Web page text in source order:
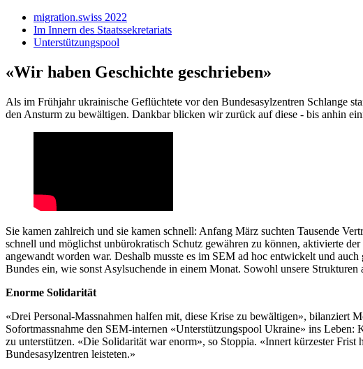
migration.swiss 2022
Im Innern des Staatssekretariats
Unterstützungspool
«Wir haben Geschichte geschrieben»
Als im Frühjahr ukrainische Geflüchtete vor den Bundesasylzentren Schlange
den Ansturm zu bewältigen. Dankbar blicken wir zurück auf diese - bis anhin
Sie kamen zahlreich und sie kamen schnell: Anfang März suchten Tausende
schnell und möglichst unbürokratisch Schutz gewähren zu können, aktivierte
angewandt worden war. Deshalb musste es im SEM ad hoc entwickelt und
Bundes ein, wie sonst Asylsuchende in einem Monat. Sowohl unsere
Enorme Solidarität
«Drei Personal-Massnahmen halfen mit, diese Krise zu bewältigen», bilanziert
Sofortmassnahme den SEM-internen «Unterstützungspool Ukraine» ins
zu unterstützen. «Die Solidarität war enorm», so Stoppia. «Innert kürzester
Bundesasylzentren leisteten.»